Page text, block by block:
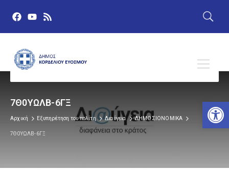
7Θ0ΥΩΛΒ-6ΓΞ
Αρχική Εξυπηρέτηση του πολίτη Διαύγεια ΔΗΜΟΣΙΟΝΟΜΙΚΑ
7Θ0ΥΩΛΒ-6ΓΞ